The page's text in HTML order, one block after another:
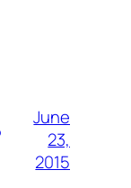
June
23,
2015